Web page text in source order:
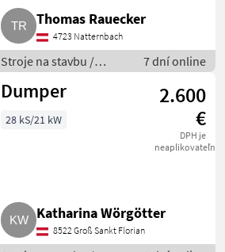
Thomas Rauecker
4723 Natternbach
Stroje na stavbu /
Sklápacie vozidlo
7 dní online
Dumper
2.600
€
DPH je
neaplikovateľné
28 kS/21 kW
Katharina Wörgötter
8522 Groß Sankt Florian